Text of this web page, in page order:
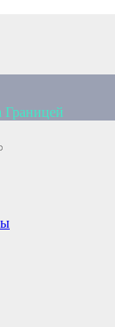
Границей